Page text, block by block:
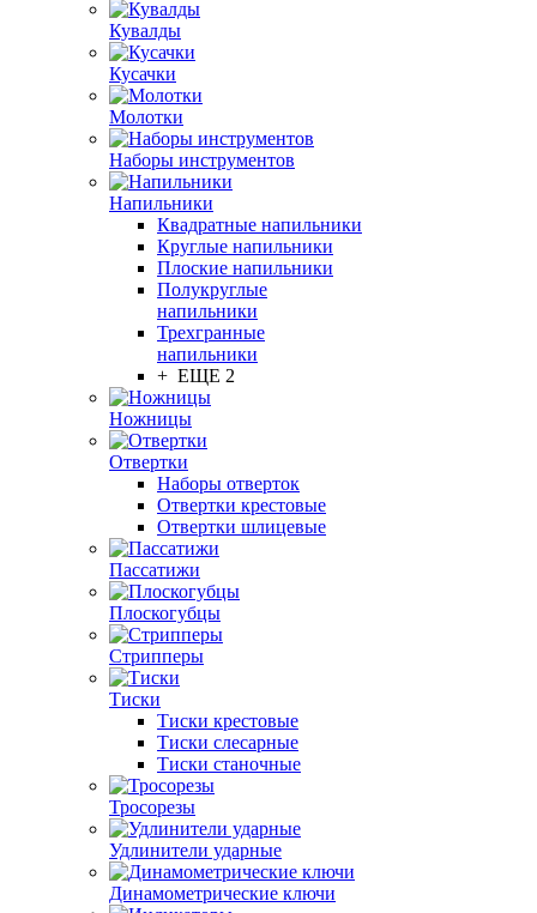
Кувалды
Кусачки
Молотки
Наборы инструментов
Напильники
Квадратные напильники
Круглые напильники
Плоские напильники
Полукруглые
напильники
Трехгранные
напильники
+ ЕЩЕ 2
Ножницы
Отвертки
Наборы отверток
Отвертки крестовые
Отвертки шлицевые
Пассатижи
Плоскогубцы
Стрипперы
Тиски
Тиски крестовые
Тиски слесарные
Тиски станочные
Тросорезы
Удлинители ударные
Динамометрические ключи